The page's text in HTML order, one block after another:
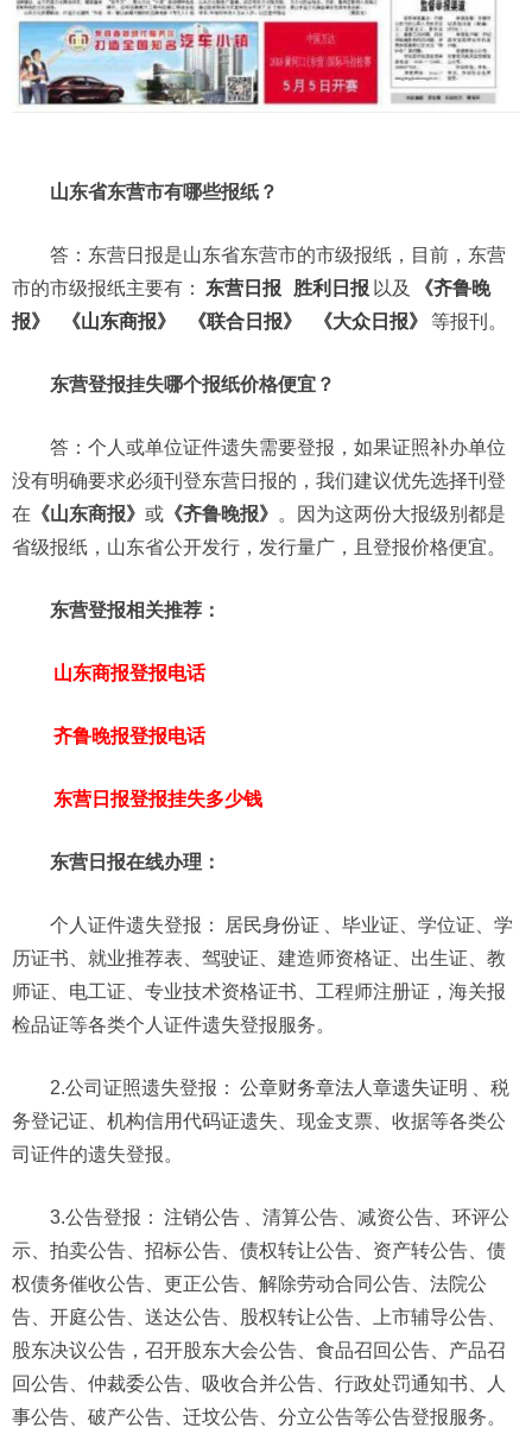
山东省东营市有哪些报纸？
答：东营日报是山东省东营市的市级报纸，目前，东营
市的市级报纸主要有： 东营日报 胜利日报 以及
《齐鲁晚
报》
《山东商报》 《联合日报》 《大众日报》 等报刊。
东营登报挂失哪个报纸价格便宜？
答：个人或单位证件遗失需要登报，如果证照补办单位
没有明确要求必须刊登东营日报的，我们建议优先选择刊登
在 《山东商报》 或 《齐鲁晚报》 。因为这两份大报级别都是
省级报纸，山东省公开发行，发行量广，且登报价格便宜。
东营登报相关推荐：
山东商报登报电话
齐鲁晚报登报电话
东营日报登报挂失多少钱
东营日报在线办理：
个人证件遗失登报： 居民身份证 、毕业证、学位证、学
历证书、就业推荐表、驾驶证、建造师资格证、出生证、教
师证、电工证、专业技术资格证书、工程师注册证，海关报
检品证等各类个人证件遗失登报服务。
2.公司证照遗失登报： 公章财务章法人章遗失证明 、税
务登记证、机构信用代码证遗失、现金支票、收据等各类公
司证件的遗失登报。
3.公告登报： 注销公告 、清算公告、减资公告、环评公
示、拍卖公告、招标公告、债权转让公告、资产转公告、债
权债务催收公告、更正公告、解除劳动合同公告、法院公
告、开庭公告、送达公告、股权转让公告、上市辅导公告、
股东决议公告，召开股东大会公告、食品召回公告、产品召
回公告、仲裁委公告、吸收合并公告、行政处罚通知书、人
事公告、破产公告、迁坟公告、分立公告等公告登报服务。